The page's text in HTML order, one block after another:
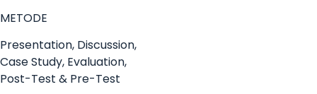
METODE
Presentation, Discussion,
Case Study, Evaluation,
Post-Test & Pre-Test